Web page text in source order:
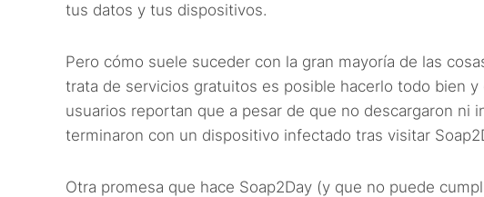
tus datos y tus dispositivos.
Pero cómo suele suceder con la gran mayoría de las
trata de servicios gratuitos es posible hacerlo todo bien
usuarios reportan que a pesar de que no descargaron ni
terminaron con un dispositivo infectado tras visitar
Otra promesa que hace Soap2Day (y que no puede